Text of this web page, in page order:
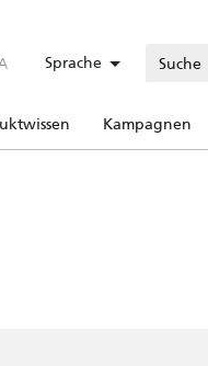
Sprache
Kampagnen